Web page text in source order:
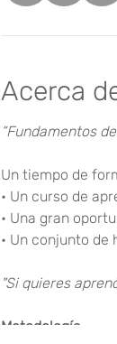
Acerca
“Fundamentos
Un tiempo de
• Un curso de
• Una gran
• Un conjunto
"Si quieres
Metodología